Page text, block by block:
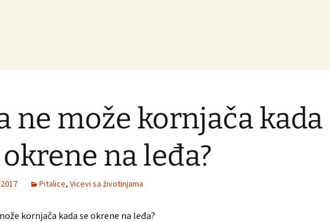
ne može kornjača kada
na leđa?
Pitalice, Vicevi sa životinjama
kornjača kada se okrene na leđa?